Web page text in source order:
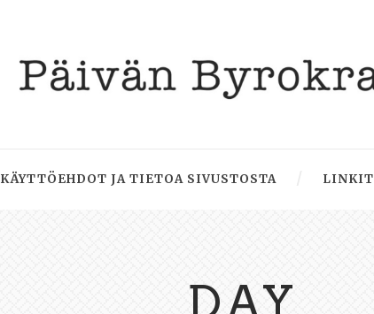
KÄYTTÖEHDOT JA TIETOA SIVUSTOSTA LINKIT